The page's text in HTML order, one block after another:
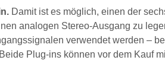
Damit ist es möglich, einen der
analogen Stereo-Ausgang zu
verwendet werden –
Plug-ins können vor dem Kauf